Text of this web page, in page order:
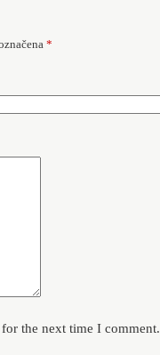
*
the next time I comment.